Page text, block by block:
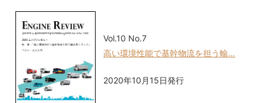
Vol.10 No.7
高い環境性能で基幹物流を担う輸…
2020年10月15日発行